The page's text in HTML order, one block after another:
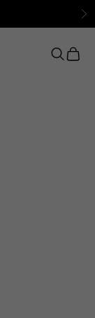
Suchen